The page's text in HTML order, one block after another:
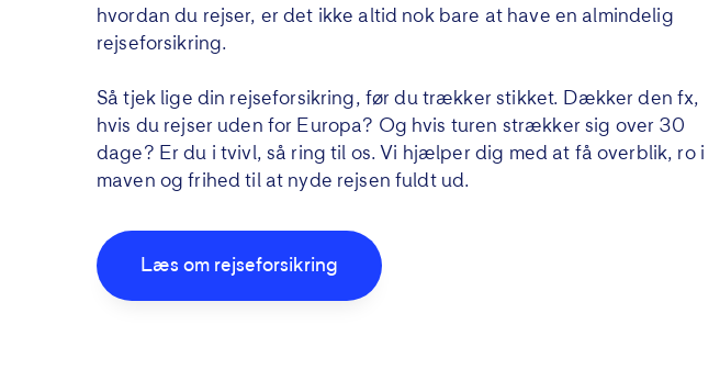
hvordan du rejser, er det ikke altid nok bare at have en almindelig
rejseforsikring.
Så tjek lige din rejseforsikring, før du trækker stikket. Dækker den fx,
hvis du rejser uden for Europa? Og hvis turen strækker sig over 30
dage? Er du i tvivl, så ring til os. Vi hjælper dig med at få overblik, ro i
maven og frihed til at nyde rejsen fuldt ud.
Læs om rejseforsikring